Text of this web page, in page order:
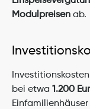
Modulpreisen ab.
bei etwa 1.200